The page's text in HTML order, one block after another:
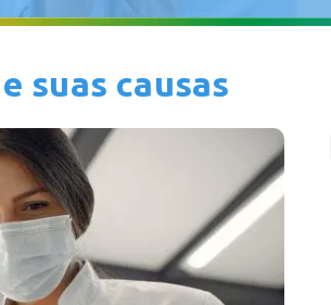
suas causas